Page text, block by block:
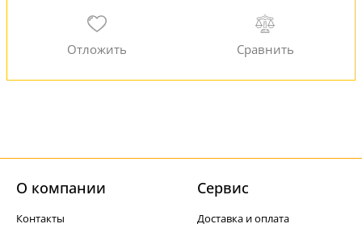
О компании
Контакты
Cервис
Доставка и оплата